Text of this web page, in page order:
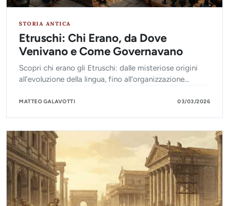
STORIA ANTICA
Etruschi: Chi Erano, da Dove
Venivano e Come Governavano
Scopri chi erano gli Etruschi: dalle misteriose origini
all'evoluzione della lingua, fino all'organizzazione
MATTEO GALAVOTTI 03/03/2026